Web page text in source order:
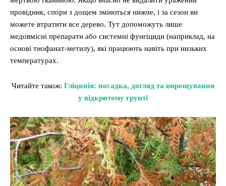
провідник, спори з дощем змиються нижче, і за сезон ви
можете втратити все дерево. Тут допоможуть лише
медовмісні препарати або системні фунгіциди (наприклад, на
основі тиофанат-метилу), які працюють навіть при низьких
температурах.
Читайте також: Гліцинія: посадка, догляд та вирощування
у відкритому грунті